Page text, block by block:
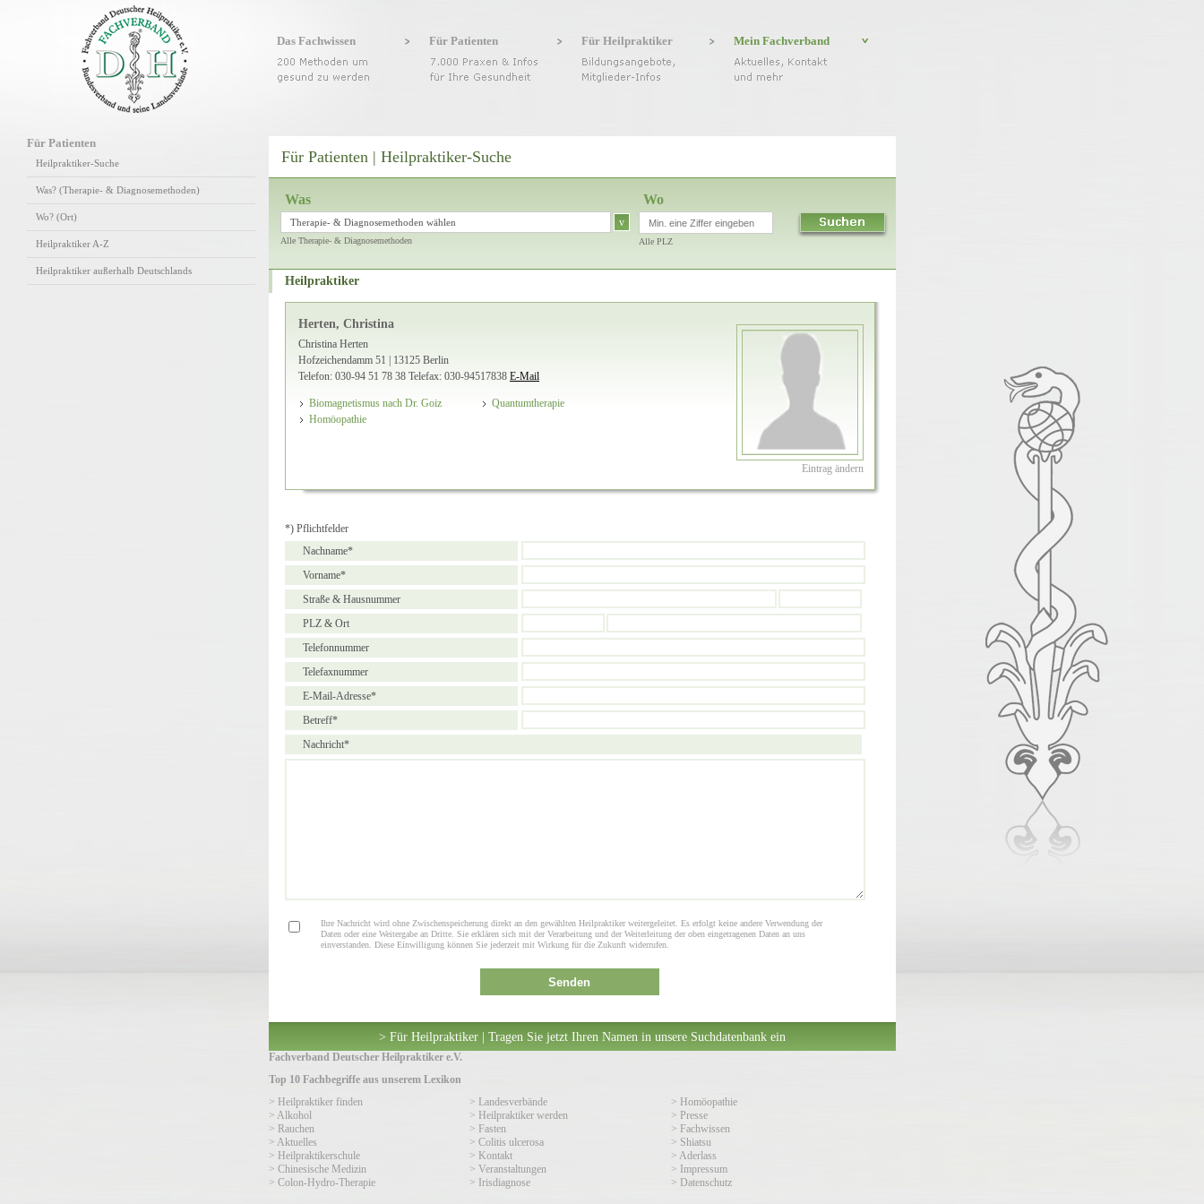
Das Fachwissen Für Patienten Für Heilpraktiker Mein Fachverband
Für Patienten
Heilpraktiker-Suche
Was? (Therapie- & Diagnosemethoden)
Wo? (Ort)
Heilpraktiker A-Z
Heilpraktiker außerhalb Deutschlands
Für Patienten | Heilpraktiker-Suche
Was
Therapie- & Diagnosemethoden wählen v
Alle Therapie- & Diagnosemethoden
Wo
Alle PLZ
Heilpraktiker
Eintrag ändern
Herten, Christina
Christina Herten
Hofzeichendamm 51 | 13125 Berlin
Telefon: 030-94 51 78 38 Telefax: 030-94517838 E-Mail
Biomagnetismus nach Dr. Goiz
Homöopathie
Quantumtherapie
*) Pflichtfelder
Nachname*
Vorname*
Straße & Hausnummer
PLZ & Ort
Telefonnummer
Telefaxnummer
E-Mail-Adresse*
Betreff*
Nachricht*
Ihre Nachricht wird ohne Zwischenspeicherung direkt an den gewählten Heilpraktiker weitergeleitet. Es erfolgt keine andere Verwendung der
Daten oder eine Weitergabe an Dritte. Sie erklären sich mit der Verarbeitung und der Weiterleitung der oben eingetragenen Daten an uns
einverstanden. Diese Einwilligung können Sie jederzeit mit Wirkung für die Zukunft widerrufen.
Senden
> Für Heilpraktiker | Tragen Sie jetzt Ihren Namen in unsere Suchdatenbank ein
Fachverband Deutscher Heilpraktiker e.V.
Top 10 Fachbegriffe aus unserem Lexikon
> Heilpraktiker finden
> Landesverbände
> Homöopathie
> Alkohol
> Heilpraktiker werden
> Presse
> Rauchen
> Fasten
> Fachwissen
> Aktuelles
> Colitis ulcerosa
> Shiatsu
> Heilpraktikerschule
> Kontakt
> Aderlass
> Chinesische Medizin
> Veranstaltungen
> Impressum
> Colon-Hydro-Therapie
> Irisdiagnose > Datenschutz